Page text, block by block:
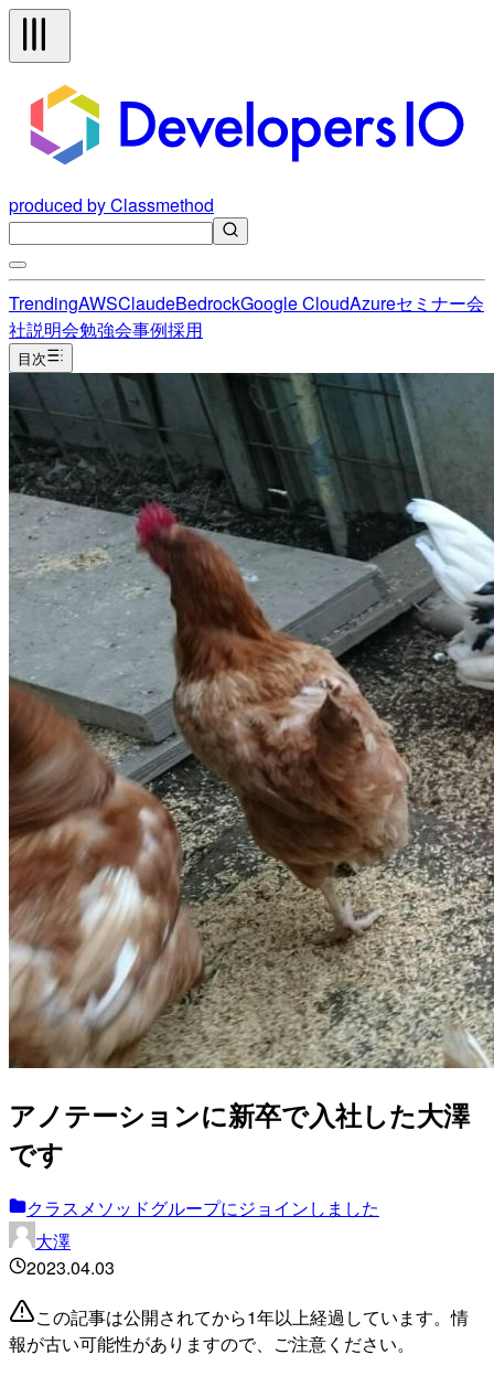
produced by Classmethod
TrendingAWSClaudeBedrockGoogle CloudAzureセミナー会
社説明会勉強会事例採用
目次
アノテーションに新卒で入社した大澤
です
クラスメソッドグループにジョインしました
大澤
2023.04.03
この記事は公開されてから1年以上経過しています。情
報が古い可能性がありますので、ご注意ください。